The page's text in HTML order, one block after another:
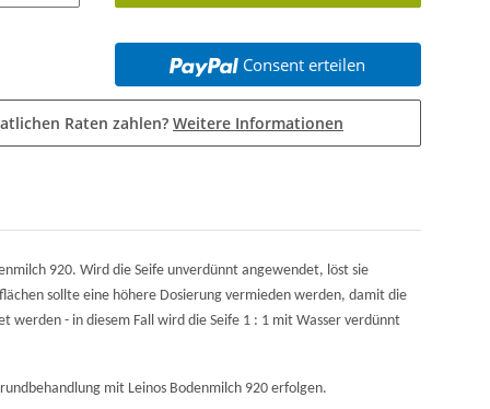
Consent erteilen
Raten zahlen? Weitere Informationen
920. Wird die Seife unverdünnt angewendet, löst sie
sollte eine höhere Dosierung vermieden werden, damit die
werden - in diesem Fall wird die Seife 1 : 1 mit Wasser verdünnt
mit Leinos Bodenmilch 920 erfolgen.